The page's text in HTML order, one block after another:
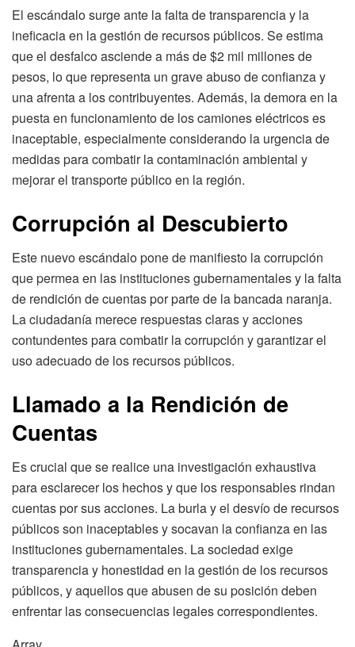
El escándalo surge ante la falta de transparencia y la
ineficacia en la gestión de recursos públicos. Se estima
que el desfalco asciende a más de $2 mil millones de
pesos, lo que representa un grave abuso de confianza y
una afrenta a los contribuyentes. Además, la demora en la
puesta en funcionamiento de los camiones eléctricos es
inaceptable, especialmente considerando la urgencia de
medidas para combatir la contaminación ambiental y
mejorar el transporte público en la región.
Corrupción al Descubierto
Este nuevo escándalo pone de manifiesto la corrupción
que permea en las instituciones gubernamentales y la falta
de rendición de cuentas por parte de la bancada naranja.
La ciudadanía merece respuestas claras y acciones
contundentes para combatir la corrupción y garantizar el
uso adecuado de los recursos públicos.
Llamado a la Rendición de
Cuentas
Es crucial que se realice una investigación exhaustiva
para esclarecer los hechos y que los responsables rindan
cuentas por sus acciones. La burla y el desvío de recursos
públicos son inaceptables y socavan la confianza en las
instituciones gubernamentales. La sociedad exige
transparencia y honestidad en la gestión de los recursos
públicos, y aquellos que abusen de su posición deben
enfrentar las consecuencias legales correspondientes.